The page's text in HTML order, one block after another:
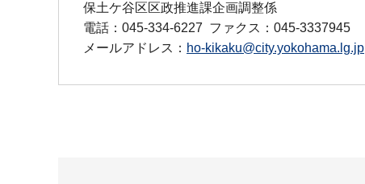
保土ケ谷区区政推進課企画調整係
電話：045-334-6227 ファクス：045-3337945
メールアドレス： ho-kikaku@city.yokohama.lg.jp